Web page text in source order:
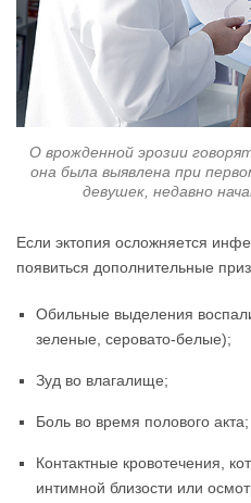
О врожденной эрозии
она была выявлена при
девушек, недавно
Если эктопия осложняется
появиться дополнительные
Обильные выделения
зеленые, серовато-белые);
Зуд во влагалище;
Боль во время полового акта;
Контактные кровотечения,
интимной близости или